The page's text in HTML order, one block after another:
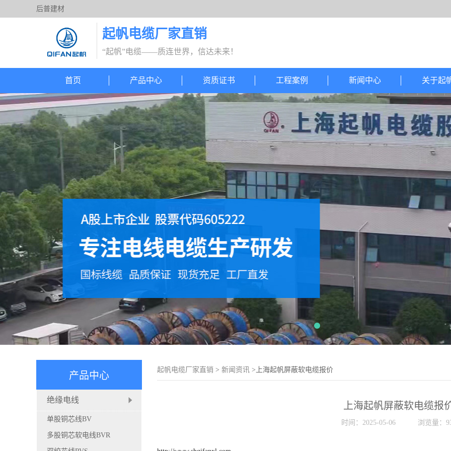
后普建材
起帆电缆厂家直销
“起帆”电缆——质连世界，信达未来！
首页 产品中心 资质证书 工程案例 新闻中心 关于起
起帆电缆厂家直销 > 新闻资讯 >上海起帆屏蔽软电缆报价
上海起帆屏蔽软电缆报
时间：2025-05-06 浏览量：
产品中心
绝缘电线
单股铜芯线BV
多股铜芯软电线BVR